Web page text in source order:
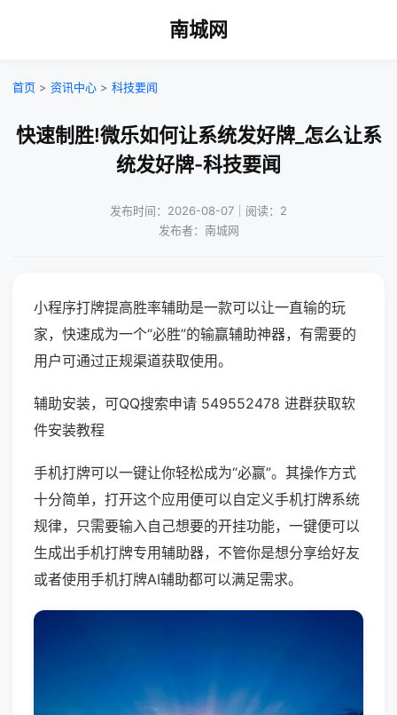
南城网
首页 > 资讯中心 > 科技要闻
快速制胜!微乐如何让系统发好牌_怎么让系
统发好牌-科技要闻
发布时间：2026-08-07｜阅读：2
发布者：南城网
小程序打牌提高胜率辅助是一款可以让一直输的玩
家，快速成为一个“必胜”的输赢辅助神器，有需要的
用户可通过正规渠道获取使用。
辅助安装，可QQ搜索申请 549552478 进群获取软
件安装教程
手机打牌可以一键让你轻松成为“必赢”。其操作方式
十分简单，打开这个应用便可以自定义手机打牌系统
规律，只需要输入自己想要的开挂功能，一键便可以
生成出手机打牌专用辅助器，不管你是想分享给好友
或者使用手机打牌AI辅助都可以满足需求。